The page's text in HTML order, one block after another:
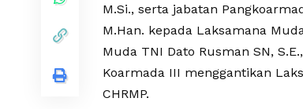
M.Si., serta jabatan
M.Han. kepada Laksamana
Muda TNI Dato Rusman SN,
Koarmada III menggantikan
CHRMP.